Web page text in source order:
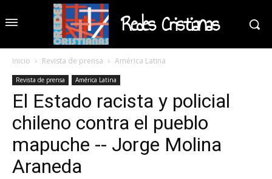
Redes Cristianas
Inicio Revista de prensa América Latina
Revista de prensa América Latina
El Estado racista y policial
chileno contra el pueblo
mapuche -- Jorge Molina
Araneda